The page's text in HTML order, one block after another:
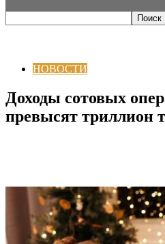
НОВОСТИ
Доходы сотовых
превысят триллион